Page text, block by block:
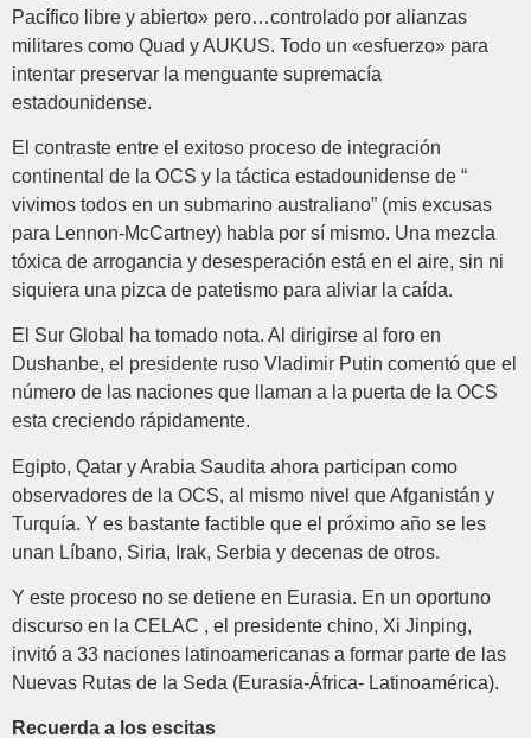
Pacífico libre y abierto» pero…controlado por alianzas
militares como Quad y AUKUS. Todo un «esfuerzo» para
intentar preservar la menguante supremacía
estadounidense.
El contraste entre el exitoso proceso de integración
continental de la OCS y la táctica estadounidense de “
vivimos todos en un submarino australiano” (mis excusas
para Lennon-McCartney) habla por sí mismo. Una mezcla
tóxica de arrogancia y desesperación está en el aire, sin ni
siquiera una pizca de patetismo para aliviar la caída.
El Sur Global ha tomado nota. Al dirigirse al foro en
Dushanbe, el presidente ruso Vladimir Putin comentó que el
número de las naciones que llaman a la puerta de la OCS
esta creciendo rápidamente.
Egipto, Qatar y Arabia Saudita ahora participan como
observadores de la OCS, al mismo nivel que Afganistán y
Turquía. Y es bastante factible que el próximo año se les
unan Líbano, Siria, Irak, Serbia y decenas de otros.
Y este proceso no se detiene en Eurasia. En un oportuno
discurso en la CELAC , el presidente chino, Xi Jinping,
invitó a 33 naciones latinoamericanas a formar parte de las
Nuevas Rutas de la Seda (Eurasia-África- Latinoamérica).
Recuerda a los escitas